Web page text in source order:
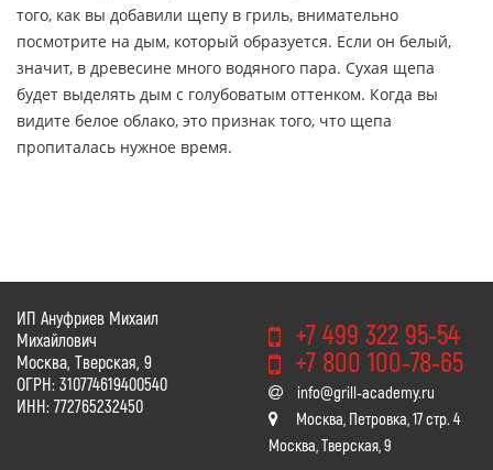
того, как вы добавили щепу в гриль, внимательно
посмотрите на дым, который образуется. Если он белый,
значит, в древесине много водяного пара. Сухая щепа
будет выделять дым с голубоватым оттенком. Когда вы
видите белое облако, это признак того, что щепа
пропиталась нужное время.
ИП Ануфриев Михаил
Михайлович
Москва, Тверская, 9
ОГРН: 310774619400540
ИНН: 772765232450
+7 499 322 95-54
+7 800 100-78-65
info@grill-academy.ru
Москва, Петровка, 17 стр. 4
Москва, Тверская, 9